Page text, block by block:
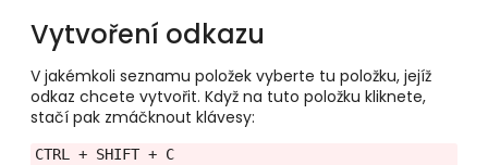
Vytvoření odkazu
V jakémkoli seznamu položek vyberte tu položku, jejíž
odkaz chcete vytvořit. Když na tuto položku kliknete,
stačí pak zmáčknout klávesy:
CTRL + SHIFT + C